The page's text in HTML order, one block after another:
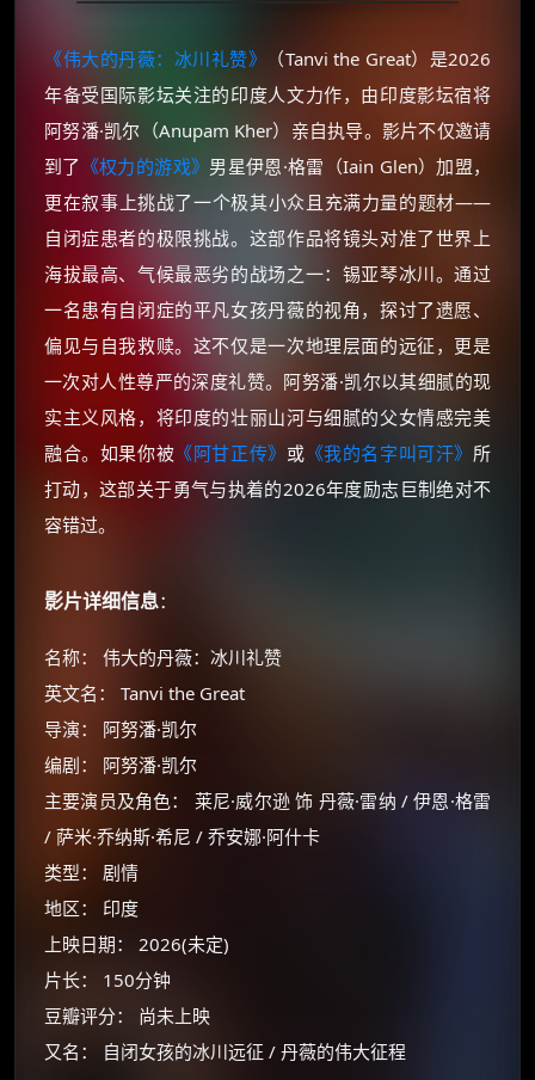
《伟大的丹薇：冰川礼赞》
（Tanvi the Great）是2026
年备受国际影坛关注的印度人文力作，由印度影坛宿将
阿努潘·凯尔（Anupam Kher）亲自执导。影片不仅邀请
到了 《权力的游戏》 男星伊恩·格雷（Iain Glen）加盟，
更在叙事上挑战了一个极其小众且充满力量的题材——
自闭症患者的极限挑战。这部作品将镜头对准了世界上
海拔最高、气候最恶劣的战场之一：锡亚琴冰川。通过
一名患有自闭症的平凡女孩丹薇的视角，探讨了遗愿、
偏见与自我救赎。这不仅是一次地理层面的远征，更是
一次对人性尊严的深度礼赞。阿努潘·凯尔以其细腻的现
实主义风格，将印度的壮丽山河与细腻的父女情感完美
融合。如果你被 《阿甘正传》 或 《我的名字叫可汗》 所
打动，这部关于勇气与执着的2026年度励志巨制绝对不
容错过。
影片详细信息：
名称： 伟大的丹薇：冰川礼赞
英文名： Tanvi the Great
导演： 阿努潘·凯尔
编剧： 阿努潘·凯尔
主要演员及角色： 莱尼·威尔逊 饰 丹薇·雷纳 / 伊恩·格雷
/ 萨米·乔纳斯·希尼 / 乔安娜·阿什卡
类型： 剧情
地区： 印度
上映日期： 2026(未定)
片长： 150分钟
豆瓣评分： 尚未上映
又名： 自闭女孩的冰川远征 / 丹薇的伟大征程